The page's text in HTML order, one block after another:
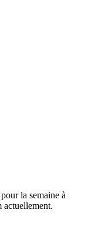
la semaine à
actuellement.